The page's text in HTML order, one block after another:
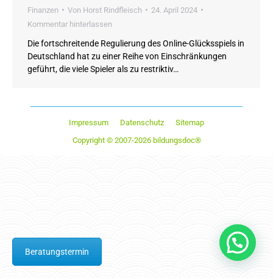
Finanzen Von Horst Rindfleisch
24. April 2024
Kommentar hinterlassen
Die fortschreitende Regulierung des Online-Glücksspiels in
Deutschland hat zu einer Reihe von Einschränkungen
geführt, die viele Spieler als zu restriktiv…
Impressum Datenschutz
Sitemap
Copyright © 2007-2026 bildungsdoc®
Beratungstermin